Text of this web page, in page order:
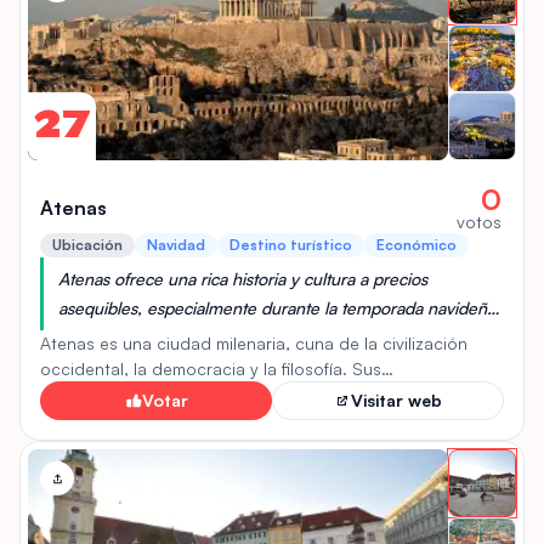
27
Atenas 0
votos
Ubicación Navidad Destino turístico Económico
Atenas ofrece una rica historia y cultura a precios
asequibles, especialmente durante la temporada navideña,
con opciones de alojamiento y comida económicas.
Además, el clima templado de Atenas en invierno permite
disfrutar de las festividades y atracciones al aire libre sin
gastar demasiado.
Atenas es una ciudad milenaria, cuna de la civilización
occidental, la democracia y la filosofía. Sus
impresionantes sitios arqueológicos, como la Acrópolis
con el Partenón, el Ágora Antigua y el Templo de Zeus
Olímpico, atraen a millones de visitantes. Ofrece una
vibrante vida moderna con excelentes museos, una
deliciosa gastronomía mediterránea y animados barrios
como Plaka y Monastiraki. Es ideal para amantes de la
Votar Visitar web